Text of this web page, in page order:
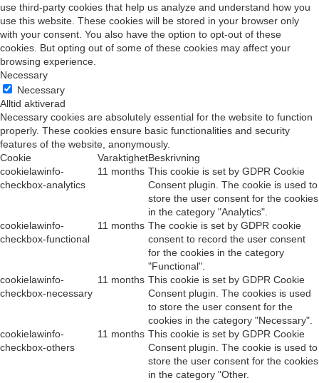
use third-party cookies that help us analyze and understand how you
use this website. These cookies will be stored in your browser only
with your consent. You also have the option to opt-out of these
cookies. But opting out of some of these cookies may affect your
browsing experience.
Necessary
Necessary
Alltid aktiverad
Necessary cookies are absolutely essential for the website to function
properly. These cookies ensure basic functionalities and security
features of the website, anonymously.
Cookie
VaraktighetBeskrivning
cookielawinfo-
checkbox-analytics
11 months This cookie is set by GDPR Cookie
Consent plugin. The cookie is used to
store the user consent for the cookies
in the category "Analytics".
cookielawinfo-
checkbox-functional
11 months The cookie is set by GDPR cookie
consent to record the user consent
for the cookies in the category
"Functional".
cookielawinfo-
checkbox-necessary
11 months This cookie is set by GDPR Cookie
Consent plugin. The cookies is used
to store the user consent for the
cookies in the category "Necessary".
cookielawinfo-
checkbox-others
11 months This cookie is set by GDPR Cookie
Consent plugin. The cookie is used to
store the user consent for the cookies
in the category "Other.